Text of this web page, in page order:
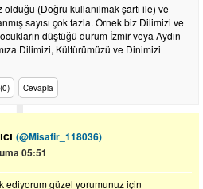
(Doğru kullanılmak şartı ile) ve
sayısı çok fazla. Örnek biz Dilimizi ve
düştüğü durum İzmir veya Aydın
Dilimizi, Kültürümüzü ve Dinimizi
Cevapla
(@Misafir_118036)
05:51
ediyorum güzel yorumunuz için